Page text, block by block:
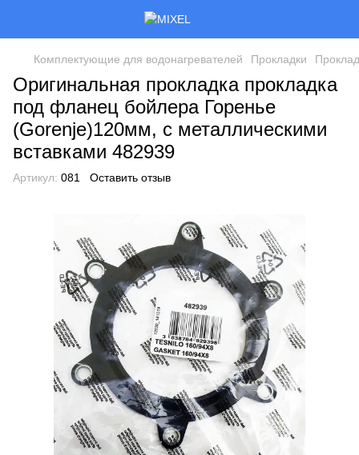
Комплектующие для водонагревателей Прокладки
Оригинальная прокладка прокладка
под фланец бойлера Горенье
(Gorenje)120мм, с металлическими
вставками 482939
Артикул: 081 Оставить отзыв